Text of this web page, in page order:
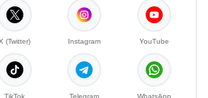
(Twitter) Instagram YouTube
TikTok Telegram WhatsApp